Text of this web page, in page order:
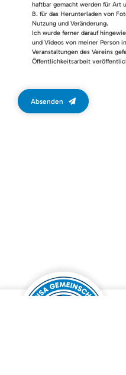
haftbar gemacht werden für Art
B. für das Herunterladen von
Nutzung und Veränderung.
Ich wurde ferner darauf
und Videos von meiner Person
Veranstaltungen des Vereins
Öffentlichkeitsarbeit
Absenden